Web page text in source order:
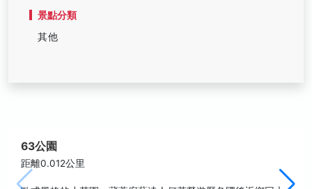
景點分類
其他
63公園
距離0.012公里